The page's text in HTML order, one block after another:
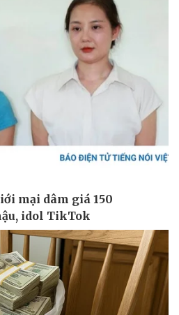
Ô tô - Xe máy
Ô tô
Xe máy
Tư vấn